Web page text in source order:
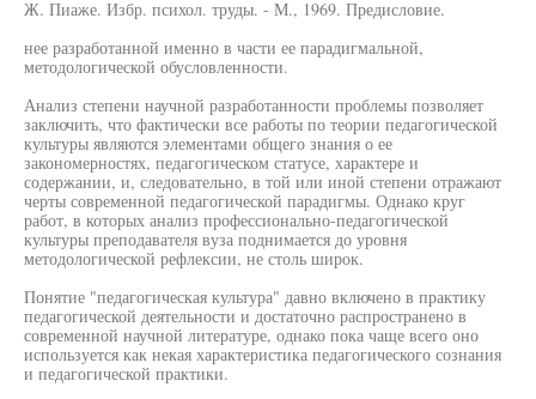
Ж. Пиаже. Избр. психол. труды. - М., 1969. Предисловие.
нее разработанной именно в части ее парадигмальной,
методологической обусловленности.
Анализ степени научной разработанности проблемы позволяет
заключить, что фактически все работы по теории педагогической
культуры являются элементами общего знания о ее
закономерностях, педагогическом статусе, характере и
содержании, и, следовательно, в той или иной степени отражают
черты современной педагогической парадигмы. Однако круг
работ, в которых анализ профессионально-педагогической
культуры преподавателя вуза поднимается до уровня
методологической рефлексии, не столь широк.
Понятие "педагогическая культура" давно включено в практику
педагогической деятельности и достаточно распространено в
современной научной литературе, однако пока чаще всего оно
используется как некая характеристика педагогического сознания
и педагогической практики.